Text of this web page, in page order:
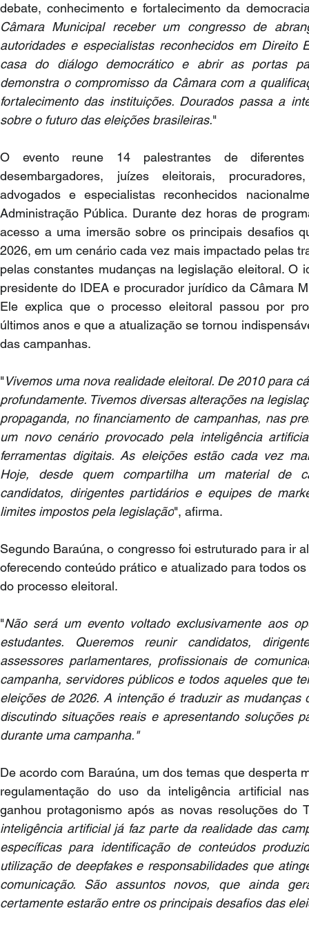
debate, conhecimento e fortalecimento da
Câmara Municipal receber um congresso de
autoridades e especialistas reconhecidos em Direito
casa do diálogo democrático e abrir as portas
demonstra o compromisso da Câmara com a
fortalecimento das instituições. Dourados passa a
sobre o futuro das eleições brasileiras."
O evento reune 14 palestrantes de
desembargadores, juízes eleitorais,
advogados e especialistas reconhecidos
Administração Pública. Durante dez horas de
acesso a uma imersão sobre os principais desafios
2026, em um cenário cada vez mais impactado pelas
pelas constantes mudanças na legislação eleitoral. O
presidente do IDEA e procurador jurídico da Câmara
Ele explica que o processo eleitoral passou por
últimos anos e que a atualização se tornou
das campanhas.
"Vivemos uma nova realidade eleitoral. De 2010 para
profundamente. Tivemos diversas alterações na
propaganda, no financiamento de campanhas, nas
um novo cenário provocado pela inteligência
ferramentas digitais. As eleições estão cada vez
Hoje, desde quem compartilha um material de
candidatos, dirigentes partidários e equipes de
limites impostos pela legislação", afirma.
Segundo Baraúna, o congresso foi estruturado para ir
oferecendo conteúdo prático e atualizado para todos
do processo eleitoral.
"Não será um evento voltado exclusivamente aos
estudantes. Queremos reunir candidatos,
assessores parlamentares, profissionais de
campanha, servidores públicos e todos aqueles que
eleições de 2026. A intenção é traduzir as mudanças
discutindo situações reais e apresentando soluções
durante uma campanha."
De acordo com Baraúna, um dos temas que desperta
regulamentação do uso da inteligência artificial
ganhou protagonismo após as novas resoluções do
inteligência artificial já faz parte da realidade das
específicas para identificação de conteúdos
utilização de deepfakes e responsabilidades que
comunicação. São assuntos novos, que ainda
certamente estarão entre os principais desafios das